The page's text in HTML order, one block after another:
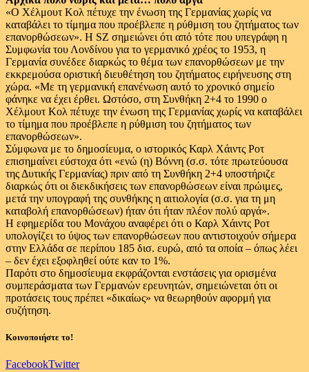
«Ο Χέλμουτ Κολ πέτυχε την ένωση της Γερμανίας χωρίς να
καταβάλει το τίμημα που προέβλεπε η ρύθμιση του ζητήματος των
επανορθώσεων». Η SZ σημειώνει ότι από τότε που υπεγράφη η
Συμφωνία του Λονδίνου για το γερμανικό χρέος το 1953, η
Γερμανία συνέδεε διαρκώς το θέμα των επανορθώσεων με την
εκκρεμούσα οριστική διευθέτηση του ζητήματος ειρήνευσης στη
χώρα. «Με τη γερμανική επανένωση αυτό το χρονικό σημείο
φάνηκε να έχει έρθει. Ωστόσο, στη Συνθήκη 2+4 το 1990 ο
Χέλμουτ Κολ πέτυχε την ένωση της Γερμανίας χωρίς να καταβάλει
το τίμημα που προέβλεπε η ρύθμιση του ζητήματος των
επανορθώσεων».
Σύμφωνα με το δημοσίευμα, ο ιστορικός Καρλ Χάιντς Ροτ
επισημαίνει εύστοχα ότι «ενώ (η) Βόννη (σ.σ. τότε πρωτεύουσα
της Δυτικής Γερμανίας) πριν από τη Συνθήκη 2+4 υποστήριζε
διαρκώς ότι οι διεκδικήσεις των επανορθώσεων είναι πρώιμες,
μετά την υπογραφή της συνθήκης η αιτιολογία (σ.σ. για τη μη
καταβολή επανορθώσεων) ήταν ότι ήταν πλέον πολύ αργά».
H εφημερίδα του Μονάχου αναφέρει ότι ο Καρλ Χάιντς Ροτ
υπολογίζει το ύψος των επανορθώσεων που αντιστοιχούν σήμερα
στην Ελλάδα σε περίπου 185 δισ. ευρώ, από τα οποία – όπως λέει
– δεν έχει εξοφληθεί ούτε καν το 1%.
Παρότι στο δημοσίευμα εκφράζονται ενστάσεις για ορισμένα
συμπεράσματα των Γερμανών ερευνητών, σημειώνεται ότι οι
προτάσεις τους πρέπει «δικαίως» να θεωρηθούν αφορμή για
συζήτηση.
Κοινοποιήστε το!
FacebookTwitter